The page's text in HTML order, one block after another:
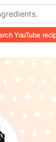
YouTube